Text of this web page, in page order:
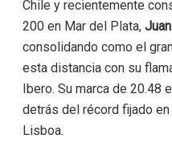
Chile y recientemente
200 en Mar del Plata,
consolidando como el
esta distancia con su
Ibero. Su marca de 20.48
detrás del récord fijado
Lisboa.